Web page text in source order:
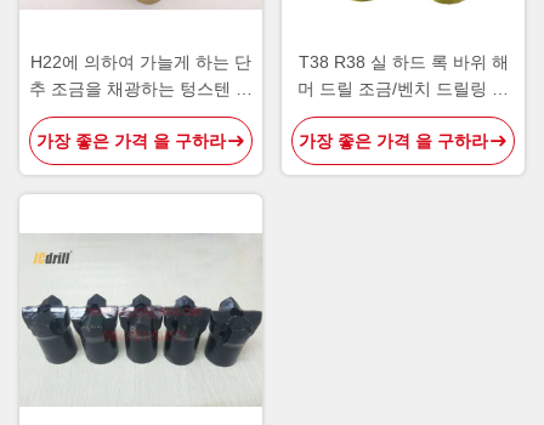
H22에 의하여 가늘게 하는 단
추 조금을 채광하는 텅스텐 탄
화물
가장 좋은 가격 을 구하라
T38 R38 실 하드 록 바위 해
머 드릴 조금/벤치 드릴링 탄
화물 삽입 단추 조금
가장 좋은 가격 을 구하라